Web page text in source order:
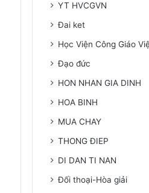
YT HVCGVN
Đai ket
Học Viện Công Giáo
Đạo đức
HON NHAN GIA DINH
HOA BINH
MUA CHAY
THONG ĐIEP
DI DAN TI NAN
Đối thoại-Hòa giải